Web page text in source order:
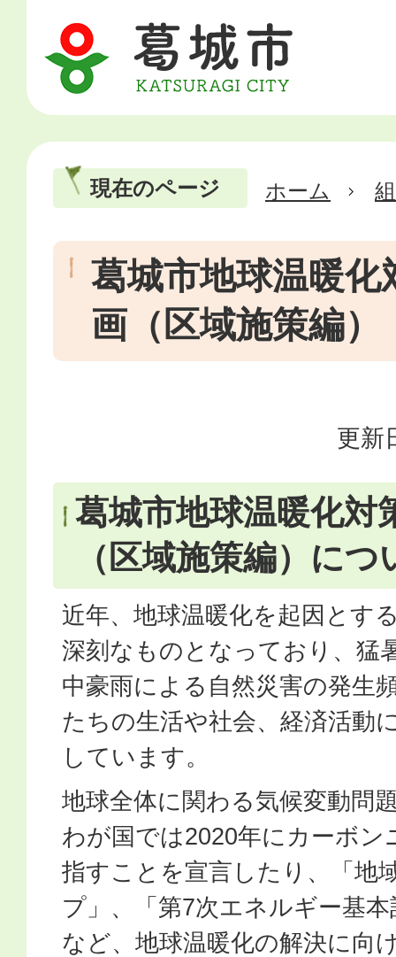
現在のページ ホーム
葛城市地球温暖化
画（区域施策編）
更新
葛城市地球温暖化対
（区域施策編）につ
近年、地球温暖化を起因とす
深刻なものとなっており、猛
中豪雨による自然災害の発生
たちの生活や社会、経済活動
しています。
地球全体に関わる気候変動問
わが国では2020年にカーボン
指すことを宣言したり、「地
プ」、「第7次エネルギー基
など、地球温暖化の解決に向